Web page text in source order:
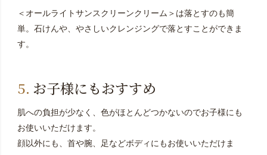
＜オールライトサンスクリーンクリーム＞は落とすのも簡
単。石けんや、やさしいクレンジングで落とすことができま
す。
お子様にもおすすめ
肌への負担が少なく、色がほとんどつかないのでお子様にも
お使いいただけます。
顔以外にも、首や腕、足などボディにもお使いいただけま